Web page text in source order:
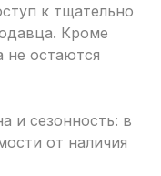
к тщательно
Кроме
остаются
и сезонность: в
от наличия